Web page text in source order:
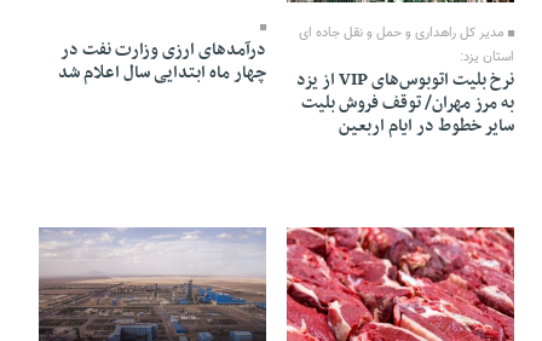
مدیر کل راهداری و حمل و نقل جاده ای
استان یزد:
نرخ بلیت اتوبوس‌های VIP از یزد
به مرز مهران/ توقف فروش بلیت
سایر خطوط در ایام اربعین
درآمدهای ارزی وزارت نفت در
چهار ماه ابتدایی سال اعلام شد